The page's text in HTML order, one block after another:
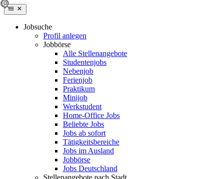
Jobsuche
Profil anlegen
Jobbörse
Alle Stellenangebote
Studentenjobs
Nebenjob
Ferienjob
Praktikum
Minijob
Werkstudent
Home-Office Jobs
Beliebte Jobs
Jobs ab sofort
Tätigkeitsbereiche
Jobs im Ausland
Jobbörse
Jobs Deutschland
Stellenangebote nach Stadt